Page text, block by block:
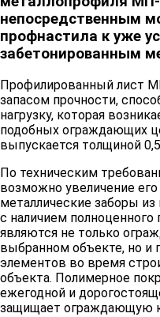
непосредственным
профнастила к уже
забетонированным
Профилированный лист
запасом прочности,
нагрузку, которая
подобных ограждающих
выпускается толщиной
По техническим
возможно увеличение
металлические заборы
с наличием
являются не только
выбранном объекте, но
элементов во время
объекта. Полимерное
ежегодной и
защищает ограждающую